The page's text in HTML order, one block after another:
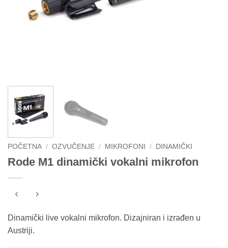
POČETNA / OZVUČENJE / MIKROFONI / DINAMIČKI
Rode M1 dinamički vokalni mikrofon
Dinamički live vokalni mikrofon. Dizajniran i izrađen u
Austriji.